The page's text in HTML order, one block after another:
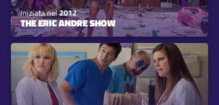
Iniziata nel2012
THE ERIC ANDRE SHOW